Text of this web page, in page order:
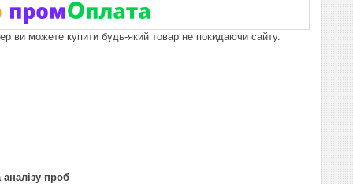
ви можете купити будь-який товар не покидаючи сайту.
проб